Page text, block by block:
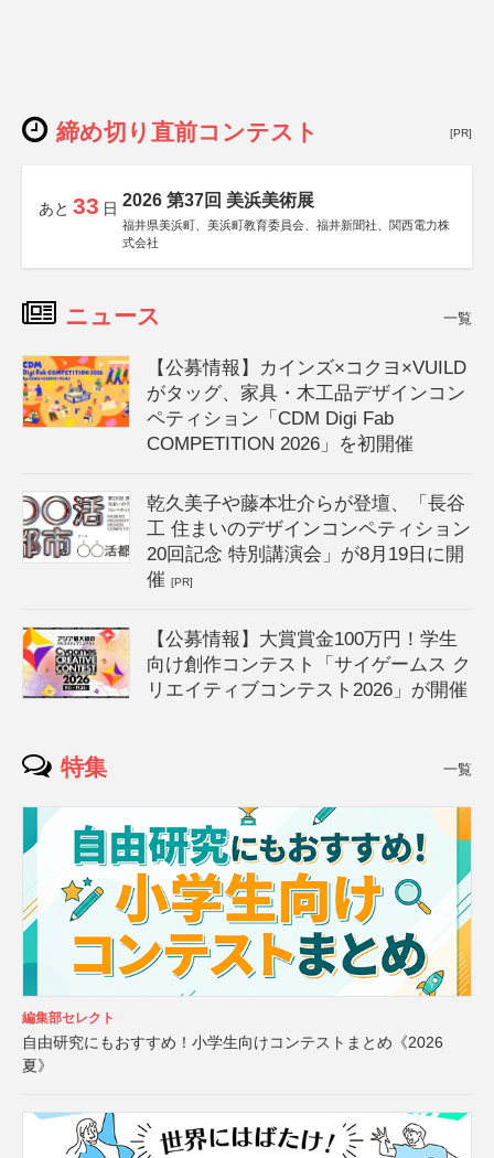
締め切り直前コンテスト [PR]
あと 33 日 2026 第37回 美浜美術展
福井県美浜町、美浜町教育委員会、福井新聞社、関西電力株
式会社
ニュース 一覧
【公募情報】カインズ×コクヨ×VUILD
がタッグ、家具・木工品デザインコン
ペティション「CDM Digi Fab
COMPETITION 2026」を初開催
乾久美子や藤本壮介らが登壇、「長谷
工 住まいのデザインコンペティション
20回記念 特別講演会」が8月19日に開
催[PR]
【公募情報】大賞賞金100万円！学生
向け創作コンテスト「サイゲームス ク
リエイティブコンテスト2026」が開催
特集 一覧
編集部セレクト
自由研究にもおすすめ！小学生向けコンテストまとめ《2026
夏》